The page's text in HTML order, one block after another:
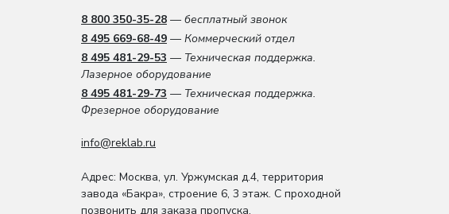
8 800 350-35-28 — бесплатный звонок
8 495 669-68-49 — Коммерческий отдел
8 495 481-29-53 — Техническая поддержка.
Лазерное оборудование
8 495 481-29-73 — Техническая поддержка.
Фрезерное оборудование
info@reklab.ru
Адрес: Москва, ул. Уржумская д.4, территория
завода «Бакра», строение 6, 3 этаж. С проходной
позвонить для заказа пропуска.